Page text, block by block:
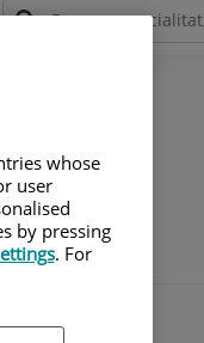
whose
user
by pressing
. For